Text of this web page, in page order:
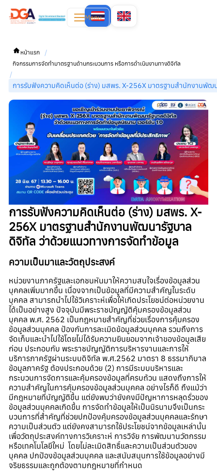
Menu
หน้าแรก /
กิจกรรมการจัดทำมาตรฐานด้านกระบวนการ หรือการดำเนินงานทางดิจิทัล
/
การรับฟังความคิดเห็นต่อ (ร่าง) มสพร. X-256X มาตรฐานสำนักงานพัฒ
การรับฟังความคิดเห็นต่อ (ร่าง) มสพร. X-
256X มาตรฐานสำนักงานพัฒนารัฐบาล
ดิจิทัล ว่าด้วยแนวทางการจัดทำข้อมูล
ความเป็นมาและวัตถุประสงค์
หน่วยงานภาครัฐและเอกชนหันมาให้ความสนใจเรื่องข้อมูลส่วน
บุคคลเพิ่มมากขึ้น เนื่องจากเป็นข้อมูลที่มีความสำคัญในระดับ
บุคคล สามารถนำไปใช้วิเคราะห์เพื่อให้เกิดประโยชน์ต่อหน่วยงาน
ได้เป็นอย่างสูง ปัจจุบันมีพระราชบัญญัติคุ้มครองข้อมูลส่วน
บุคคล พ.ศ. 2562 เป็นกฎหมายสำคัญที่ช่วยเรื่องการคุ้มครอง
ข้อมูลส่วนบุคคล ป้องกันการละเมิดข้อมูลส่วนบุคคล รวมถึงการ
จัดเก็บและนำไปใช้โดยไม่ได้รับความยินยอมจากเจ้าของข้อมูลเสีย
ก่อน ประกอบกับ พระราชบัญญัติการบริหารงานและการให้
บริการภาครัฐผ่านระบบดิจิทัล พ.ศ.2562 มาตรา 8 ธรรมาภิบาล
ข้อมูลภาครัฐ ต้องประกอบด้วย (2) การมีระบบบริหารและ
กระบวนการจัดการและคุ้มครองข้อมูลที่ครบถ้วน แสดงถึงการให้
ความสำคัญในการคุ้มครองข้อมูลส่วนบุคคล อย่างไรก็ดี ถึงแม้ว่า
มีกฎหมายที่บัญญัติขึ้น แต่ยังพบว่ายังคงมีปัญหาการหลุดรั่วของ
ข้อมูลส่วนบุคคลเกิดขึ้น การจัดทำข้อมูลให้เป็นนิรนามจึงเป็นกระ
บวนการที่สำคัญที่ช่วยปกป้องคุ้มครองข้อมูลส่วนบุคคลและรักษา
ความเป็นส่วนตัว แต่ยังคงสามารถใช้ประโยชน์จากข้อมูลเหล่านั้น
เพื่อวัตถุประสงค์ทางการวิเคราะห์ การวิจัย การพัฒนานวัตกรรม
หรือเทคโนโลยีใหม่ โดยไม่ละเมิดสิทธิ์และความเป็นส่วนตัวของ
บุคคล ปกป้องข้อมูลส่วนบุคคล และสนับสนุนการใช้ข้อมูลอย่างมี
จริยธรรมและถูกต้องตามกฎหมายที่กำหนด